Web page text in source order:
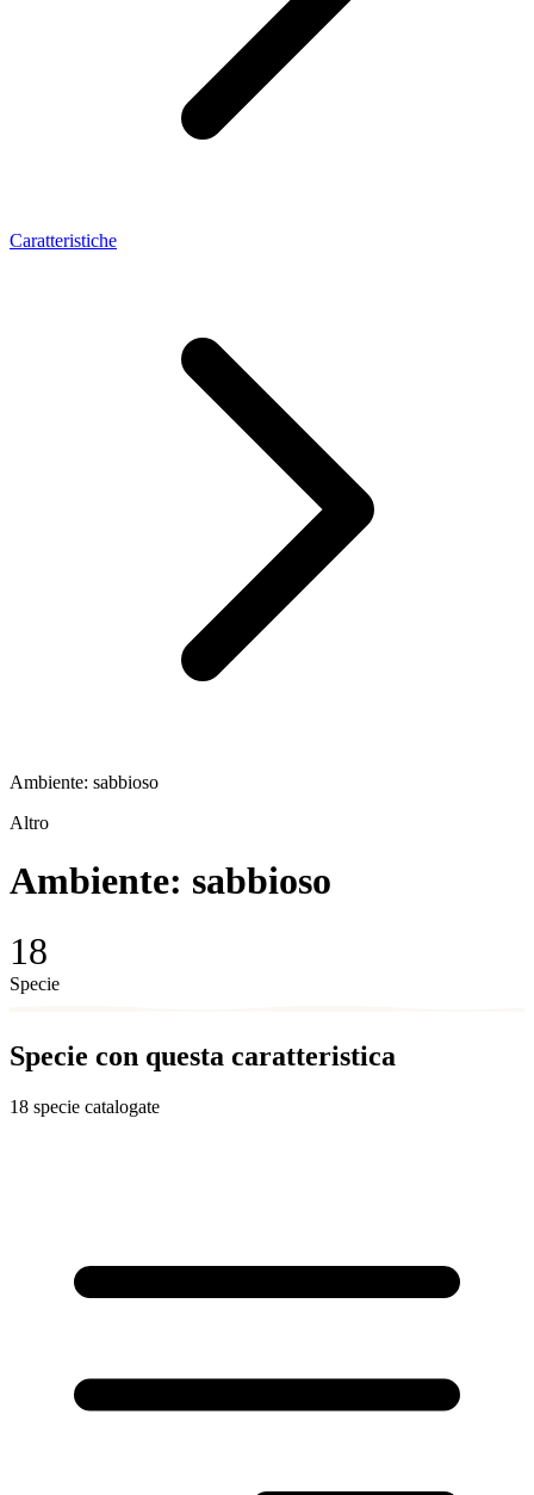
Caratteristiche
Ambiente: sabbioso
Altro
Ambiente: sabbioso
18
Specie
Specie con questa caratteristica
18 specie catalogate